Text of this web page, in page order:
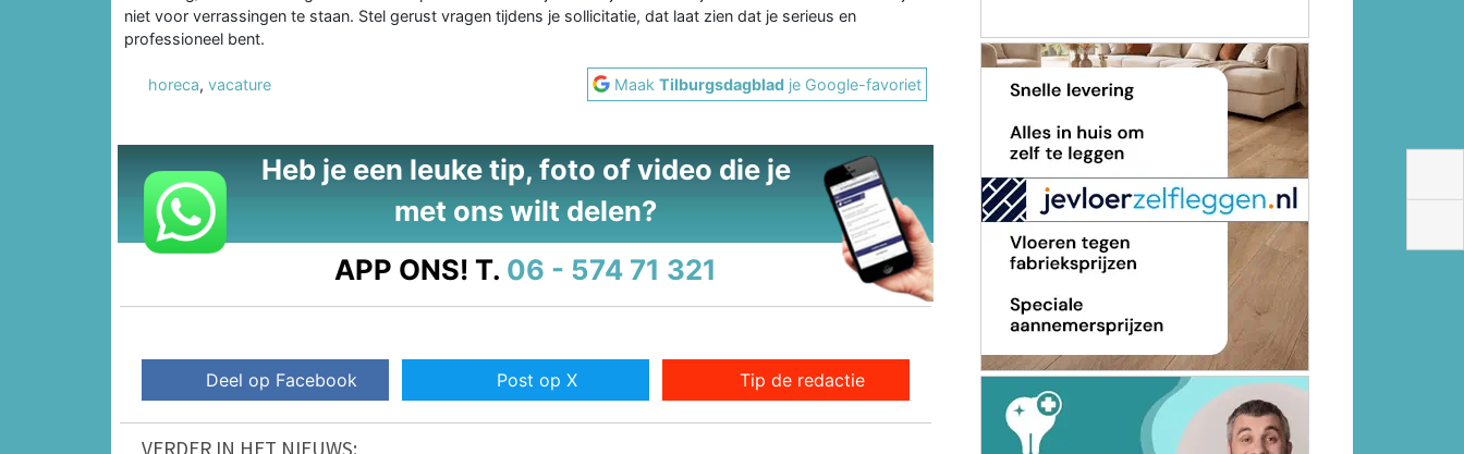
niet voor verrassingen te staan. Stel gerust vragen tijdens je sollicitatie, dat laat zien dat je serieus en
professioneel bent.
horeca, vacature MaakTilburgsdagblad je Google-favoriet
Heb je een leuke tip, foto of video die je
met ons wilt delen?
APP ONS! T. 06 - 574 71 321
Deel op Facebook Post op X Tip de redactie